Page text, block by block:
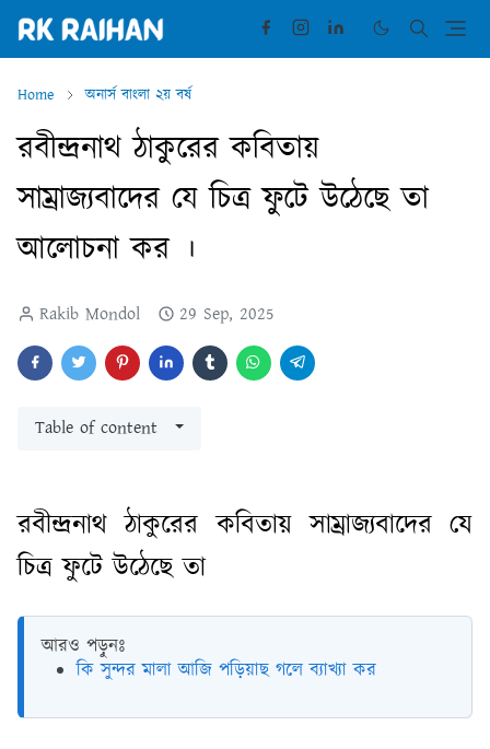
Home অনার্স বাংলা ২য় বর্ষ
রবীন্দ্রনাথ ঠাকুরের কবিতায়
সাম্রাজ্যবাদের যে চিত্র ফুটে উঠেছে তা
আলোচনা কর ।
Rakib Mondol 29 Sep, 2025
Table of content
রবীন্দ্রনাথ ঠাকুরের কবিতায় সাম্রাজ্যবাদের যে
চিত্র ফুটে উঠেছে তা
আরও পড়ুনঃ
কি সুন্দর মালা আজি পড়িয়াছ গলে ব্যাখ্যা কর